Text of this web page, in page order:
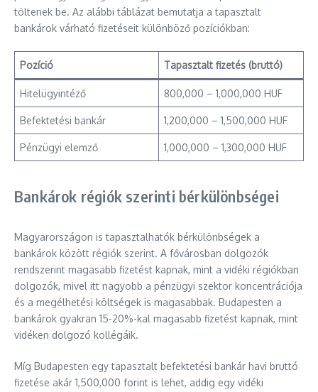
töltenek be. Az alábbi táblázat bemutatja a tapasztalt
bankárok várható fizetéseit különböző pozíciókban:
Pozíció Tapasztalt fizetés (bruttó)
Hitelügyintéző 800,000 – 1,000,000 HUF
Befektetési bankár 1,200,000 – 1,500,000 HUF
Pénzügyi elemző 1,000,000 – 1,300,000 HUF
Bankárok régiók szerinti bérkülönbségei
Magyarországon is tapasztalhatók bérkülönbségek a
bankárok között régiók szerint. A fővárosban dolgozók
rendszerint magasabb fizetést kapnak, mint a vidéki régiókban
dolgozók, mivel itt nagyobb a pénzügyi szektor koncentrációja
és a megélhetési költségek is magasabbak. Budapesten a
bankárok gyakran 15-20%-kal magasabb fizetést kapnak, mint
vidéken dolgozó kollégáik.
Míg Budapesten egy tapasztalt befektetési bankár havi bruttó
fizetése akár 1,500,000 forint is lehet, addig egy vidéki